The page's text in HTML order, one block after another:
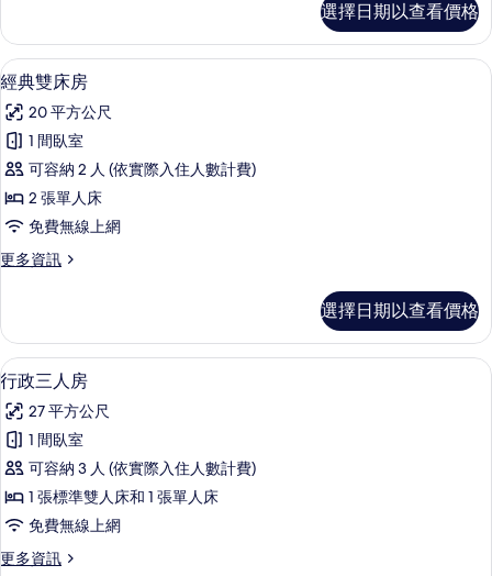
相
片
雙
人
房
詳
情
選擇日期以查看價格
顯
示
經
典
雙
床
的
有
相
片
經典雙床房 | 高級寢具、Select
15
經典雙床房
20 平方公尺
1 間臥室
可容納 2 人 (依實際入住人數計費)
2 張單人床
免費無線上網
更多資訊
更
雙
床
房
的
詳
情
選擇日期以查看價格
顯
示
行
政
三
人
的
高級寢具、Select Comfort 床墊、迷
12
行政三人房
27 平方公尺
1 間臥室
可容納 3 人 (依實際入住人數計費)
1 張標準雙人床和 1 張單人床
免費無線上網
更多資訊
更